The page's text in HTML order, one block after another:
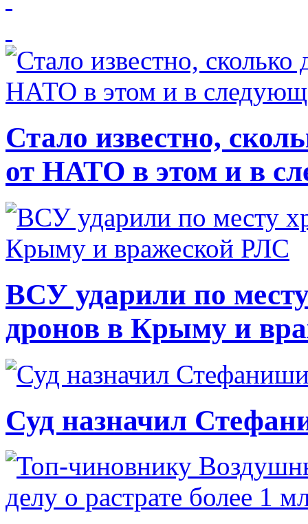
Стало известно,
от НАТО в этом и в
ВСУ ударили по
дронов в Крыму и
Суд назначил